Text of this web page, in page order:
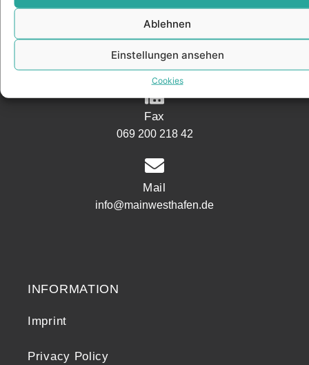
Ablehnen
Einstellungen ansehen
Cookies
Phone
069 200 218 41
Fax
069 200 218 42
Mail
info@mainwesthafen.de
INFORMATION
Imprint
Privacy Policy